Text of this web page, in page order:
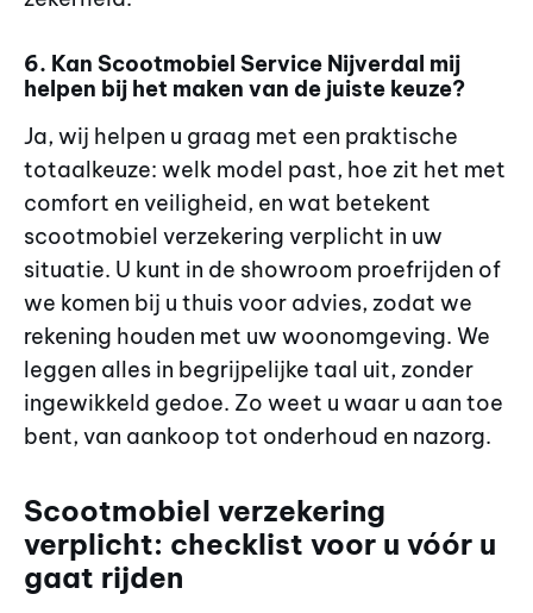
6. Kan Scootmobiel Service Nijverdal mij
helpen bij het maken van de juiste keuze?
Ja, wij helpen u graag met een praktische
totaalkeuze: welk model past, hoe zit het met
comfort en veiligheid, en wat betekent
scootmobiel verzekering verplicht in uw
situatie. U kunt in de showroom proefrijden of
we komen bij u thuis voor advies, zodat we
rekening houden met uw woonomgeving. We
leggen alles in begrijpelijke taal uit, zonder
ingewikkeld gedoe. Zo weet u waar u aan toe
bent, van aankoop tot onderhoud en nazorg.
Scootmobiel verzekering
verplicht: checklist voor u vóór u
gaat rijden